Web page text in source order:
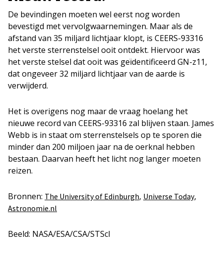
De bevindingen moeten wel eerst nog worden
bevestigd met vervolgwaarnemingen. Maar als de
afstand van 35 miljard lichtjaar klopt, is CEERS-93316
het verste sterrenstelsel ooit ontdekt. Hiervoor was
het verste stelsel dat ooit was geïdentificeerd GN-z11,
dat ongeveer 32 miljard lichtjaar van de aarde is
verwijderd.
Het is overigens nog maar de vraag hoelang het
nieuwe record van CEERS-93316 zal blijven staan. James
Webb is in staat om sterrenstelsels op te sporen die
minder dan 200 miljoen jaar na de oerknal hebben
bestaan. Daarvan heeft het licht nog langer moeten
reizen.
Bronnen: The University of Edinburgh, Universe Today,
Astronomie.nl
Beeld: NASA/ESA/CSA/STScI